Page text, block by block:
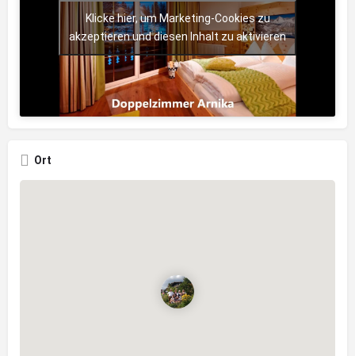
Klicke hier, um Marketing-Cookies zu
akzeptieren und diesen Inhalt zu aktivieren
Ort